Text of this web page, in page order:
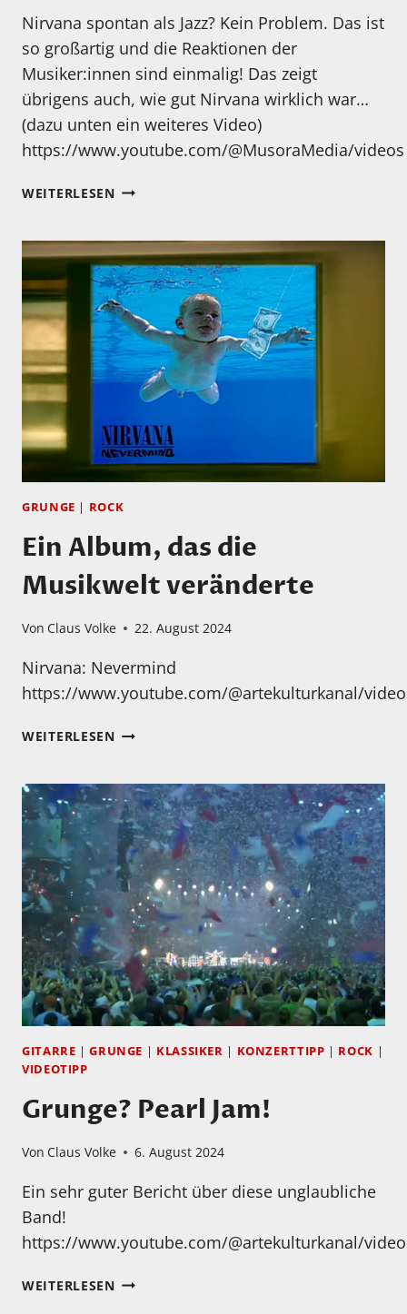
Nirvana spontan als Jazz? Kein Problem. Das ist
so großartig und die Reaktionen der
Musiker:innen sind einmalig! Das zeigt
übrigens auch, wie gut Nirvana wirklich war…
(dazu unten ein weiteres Video)
https://www.youtube.com/@MusoraMedia/videos
WEITERLESENWER
KANN….KANN
ES
EINFACH
IMMER!
GRUNGE | ROCK
Ein Album, das die
Musikwelt veränderte
Von Claus Volke 22. August 2024
Nirvana: Nevermind
https://www.youtube.com/@artekulturkanal/
WEITERLESENEIN
DIE
MUSIKWELT
VERÄNDERTE
GITARRE |GRUNGE | KLASSIKER | KONZERTTIPP | ROCK |
VIDEOTIPP
Grunge? Pearl Jam!
Von Claus Volke 6. August 2024
Ein sehr guter Bericht über diese unglaubliche
Band!
https://www.youtube.com/@artekulturkanal/
WEITERLESENGRUNGE?